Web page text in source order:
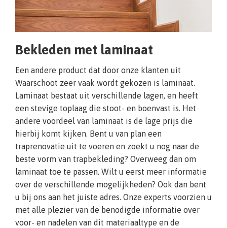
Bekleden met laminaat
Een andere product dat door onze klanten uit
Waarschoot zeer vaak wordt gekozen is laminaat.
Laminaat bestaat uit verschillende lagen, en heeft
een stevige toplaag die stoot- en boenvast is. Het
andere voordeel van laminaat is de lage prijs die
hierbij komt kijken. Bent u van plan een
traprenovatie uit te voeren en zoekt u nog naar de
beste vorm van trapbekleding? Overweeg dan om
laminaat toe te passen. Wilt u eerst meer informatie
over de verschillende mogelijkheden? Ook dan bent
u bij ons aan het juiste adres. Onze experts voorzien u
met alle plezier van de benodigde informatie over
voor- en nadelen van dit materiaaltype en de